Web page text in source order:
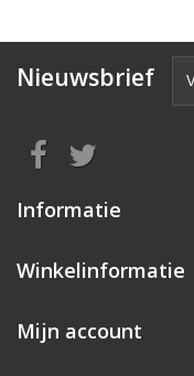
Nieuwsbrief
Informatie
Winkelinformatie
Mijn account